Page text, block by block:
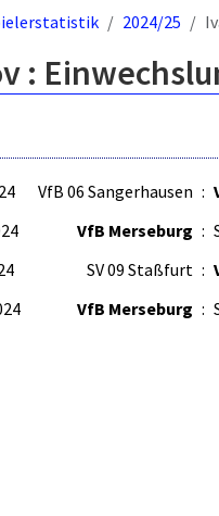
2024/25
:
VfB 06 Sangerhausen :
VfB Merseburg :
SV 09 Staßfurt :
VfB Merseburg :